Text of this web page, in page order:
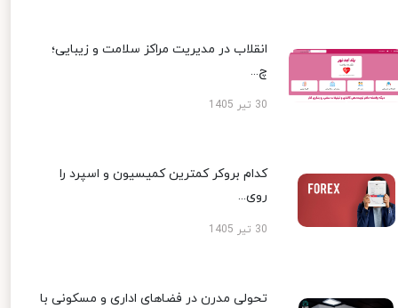
انقلاب در مدیریت مراکز سلامت و زیبایی؛
چ...
30 تیر 1405
کدام بروکر کمترین کمیسیون و اسپرد را
روی...
30 تیر 1405
تحولی مدرن در فضاهای اداری و مسکونی با